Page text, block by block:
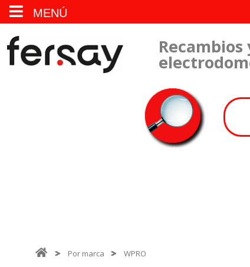
MENÚ
Recambios
Por marca WPRO